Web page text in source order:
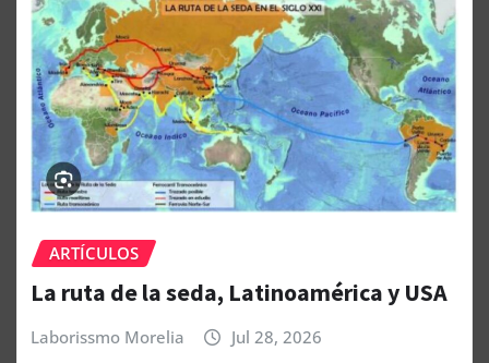
ARTÍCULOS
La ruta de la seda, Latinoamérica y USA
Laborissmo Morelia Jul 28, 2026